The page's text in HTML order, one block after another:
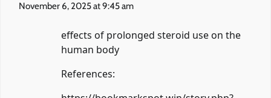
November 6, 2025 at 9:45 am
effects of prolonged steroid use on the
human body
References: